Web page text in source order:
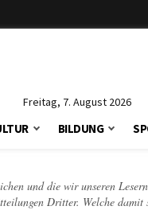
Freitag, 7. August 2026
BILDUNG
und die wir unseren
Dritter. Welche damit